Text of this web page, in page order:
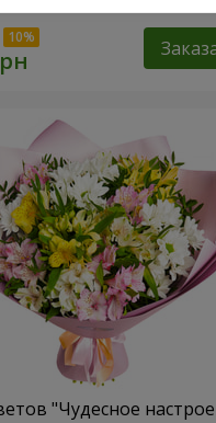
"Чудесное